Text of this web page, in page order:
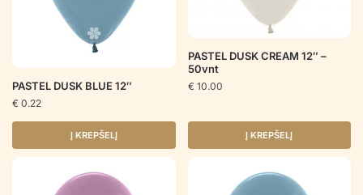
PASTEL DUSK BLUE 12″
€ 0.22
Į KREPŠELĮ
PASTEL DUSK CREAM 12″ –
50vnt
€ 10.00
Į KREPŠELĮ